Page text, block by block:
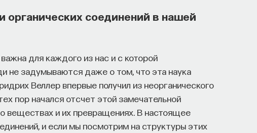
органических соединений в нашей
для каждого из нас и с которой
не задумываются даже о том, что эта наука
Веллер впервые получил из неорганического
пор начался отсчет этой замечательной
веществах и их превращениях. В настоящее
и если мы посмотрим на структуры этих